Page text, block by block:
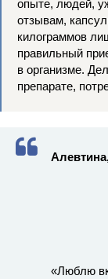
опыте, людей,
отзывам,
килограммов
правильный
в организме.
препарате,
«Люблю